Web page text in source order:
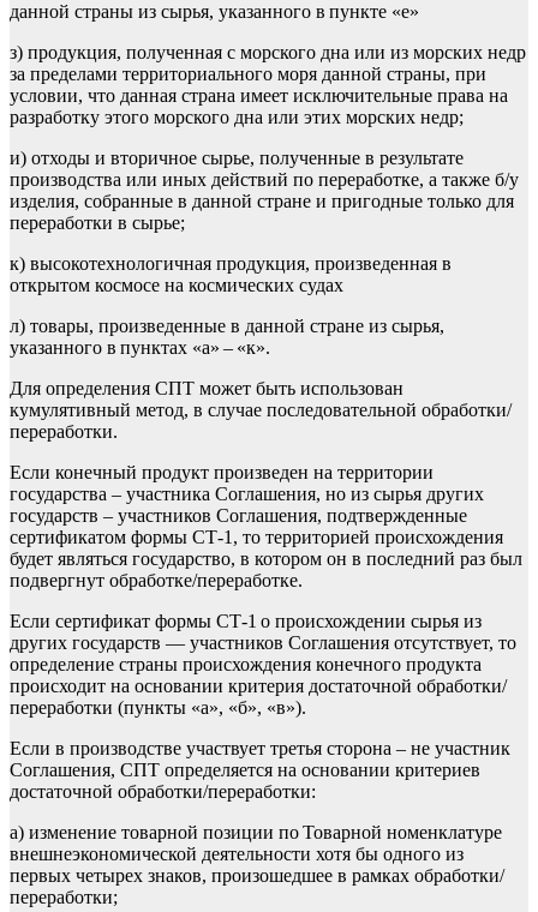
данной страны из сырья, указанного в пункте «е»
з) продукция, полученная с морского дна или из морских недр
за пределами территориального моря данной страны, при
условии, что данная страна имеет исключительные права на
разработку этого морского дна или этих морских недр;
и) отходы и вторичное сырье, полученные в результате
производства или иных действий по переработке, а также б/у
изделия, собранные в данной стране и пригодные только для
переработки в сырье;
к) высокотехнологичная продукция, произведенная в
открытом космосе на космических судах
л) товары, произведенные в данной стране из сырья,
указанного в пунктах «а» – «к».
Для определения СПТ может быть использован
кумулятивный метод, в случае последовательной обработки/
переработки.
Если конечный продукт произведен на территории
государства – участника Соглашения, но из сырья других
государств – участников Соглашения, подтвержденные
сертификатом формы СТ-1 , то территорией происхождения
будет являться государство, в котором он в последний раз был
подвергнут обработке/переработке.
Если сертификат формы СТ-1 о происхождении сырья из
других государств — участников Соглашения отсутствует, то
определение страны происхождения конечного продукта
происходит на основании критерия достаточной обработки/
переработки (пункты «а», «б», «в»).
Если в производстве участвует третья сторона – не участник
Соглашения, СПТ определяется на основании критериев
достаточной обработки/переработки:
а) изменение товарной позиции поТоварной номенклатуре
внешнеэкономической деятельности хотя бы одного из
первых четырех знаков, произошедшее в рамках обработки/
переработки;